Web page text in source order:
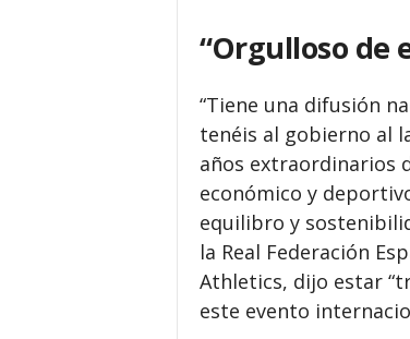
“Orgulloso de
“Tiene una difusión
tenéis al gobierno al
años extraordinarios
económico y
equilibro y
la Real Federación
Athletics, dijo estar
este evento